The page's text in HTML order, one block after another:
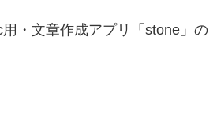
・文章作成アプリ「stone」の